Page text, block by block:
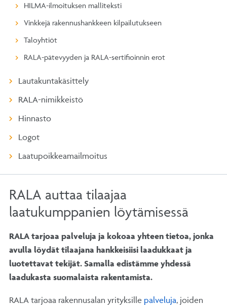
HILMA-ilmoituksen malliteksti
Vinkkejä rakennushankkeen kilpailutukseen
Taloyhtiöt
RALA-pätevyyden ja RALA-sertifioinnin erot
Lautakuntakäsittely
RALA-nimikkeistö
Hinnasto
Logot
Laatupoikkeamailmoitus
RALA auttaa tilaajaa
laatukumppanien löytämisessä
RALA tarjoaa palveluja ja kokoaa yhteen tietoa, jonka
avulla löydät tilaajana hankkeisiisi laadukkaat ja
luotettavat tekijät. Samalla edistämme yhdessä
laadukasta suomalaista rakentamista.
RALA tarjoaa rakennusalan yrityksille palveluja, joiden